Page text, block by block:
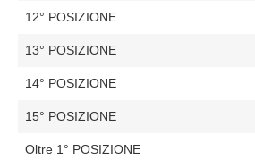
12° POSIZIONE
13° POSIZIONE
14° POSIZIONE
15° POSIZIONE
Oltre 1° POSIZIONE